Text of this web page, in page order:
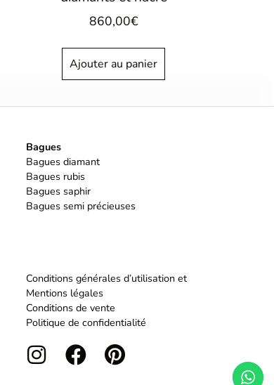
860,00€
Ajouter au panier
Bagues
Bagues diamant
Bagues rubis
Bagues saphir
Bagues semi précieuses
Conditions générales d’utilisation et
Mentions légales
Conditions de vente
Politique de confidentialité